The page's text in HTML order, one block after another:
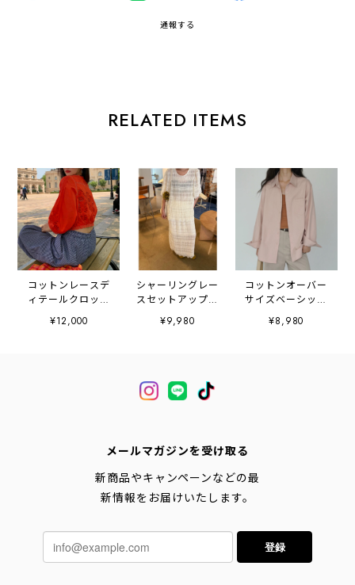
通報する
RELATED ITEMS
コットンレースデ
ィテールクロップ
ドブラウス
2litr06445
¥12,000
シャーリングレー
スセットアップ
2litr03533
¥9,980
コットンオーバー
サイズベーシック
シャツ
2litr05432
¥8,980
メールマガジンを受け取る
新商品やキャンペーンなどの最
新情報をお届けいたします。
登録